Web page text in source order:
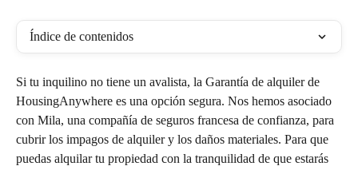
Índice de contenidos
Si tu inquilino no tiene un avalista, la Garantía de alquiler de
HousingAnywhere es una opción segura. Nos hemos asociado
con Mila, una compañía de seguros francesa de confianza, para
cubrir los impagos de alquiler y los daños materiales. Para que
puedas alquilar tu propiedad con la tranquilidad de que estarás